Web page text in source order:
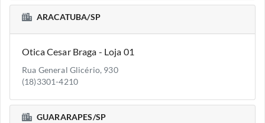
ARACATUBA/SP
Otica Cesar Braga - Loja 01
Rua General Glicério, 930
(18)3301-4210
GUARARAPES/SP